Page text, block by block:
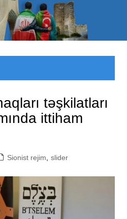
Sizinyol.org
təşkilatları
ittiham
Sionist rejim slider